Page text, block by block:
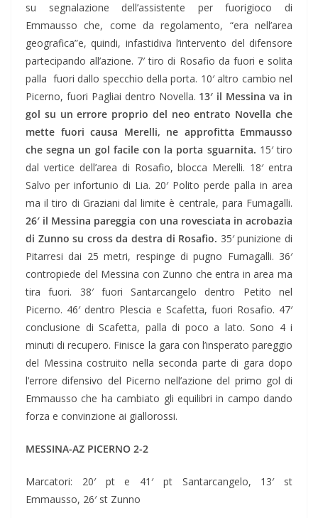
su segnalazione dell’assistente per fuorigioco di
Emmausso che, come da regolamento, “era nell’area
geografica”e, quindi, infastidiva l’intervento del difensore
partecipando all’azione. 7′ tiro di Rosafio da fuori e solita
palla fuori dallo specchio della porta. 10′ altro cambio nel
Picerno, fuori Pagliai dentro Novella. 13′ il Messina va in
gol su un errore proprio del neo entrato Novella che
mette fuori causa Merelli, ne approfitta Emmausso
che segna un gol facile con la porta sguarnita. 15′ tiro
dal vertice dell’area di Rosafio, blocca Merelli. 18′ entra
Salvo per infortunio di Lia. 20′ Polito perde palla in area
ma il tiro di Graziani dal limite è centrale, para Fumagalli.
26′ il Messina pareggia con una rovesciata in acrobazia
di Zunno su cross da destra di Rosafio. 35′ punizione di
Pitarresi dai 25 metri, respinge di pugno Fumagalli. 36′
contropiede del Messina con Zunno che entra in area ma
tira fuori. 38′ fuori Santarcangelo dentro Petito nel
Picerno. 46′ dentro Plescia e Scafetta, fuori Rosafio. 47′
conclusione di Scafetta, palla di poco a lato. Sono 4 i
minuti di recupero. Finisce la gara con l’insperato pareggio
del Messina costruito nella seconda parte di gara dopo
l’errore difensivo del Picerno nell’azione del primo gol di
Emmausso che ha cambiato gli equilibri in campo dando
forza e convinzione ai giallorossi.
MESSINA-AZ PICERNO 2-2
Marcatori: 20′ pt e 41′ pt Santarcangelo, 13′ st
Emmausso, 26′ st Zunno